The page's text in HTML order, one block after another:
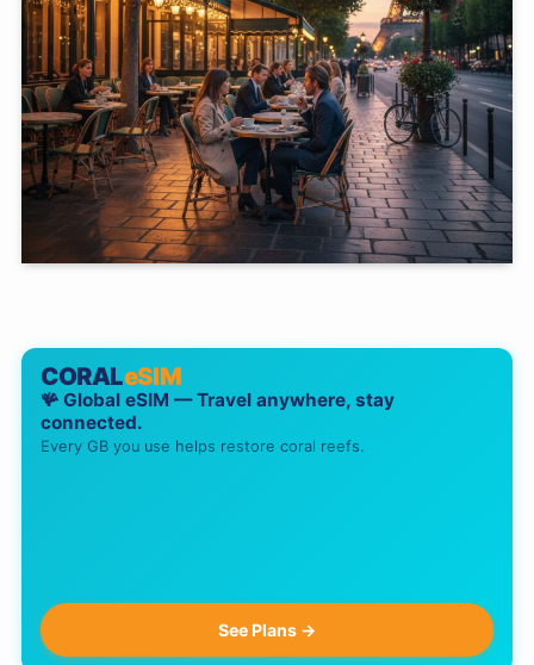
CORALeSIM
🪸 Global eSIM — Travel anywhere, stay
connected.
Every GB you use helps restore coral reefs.
See Plans →